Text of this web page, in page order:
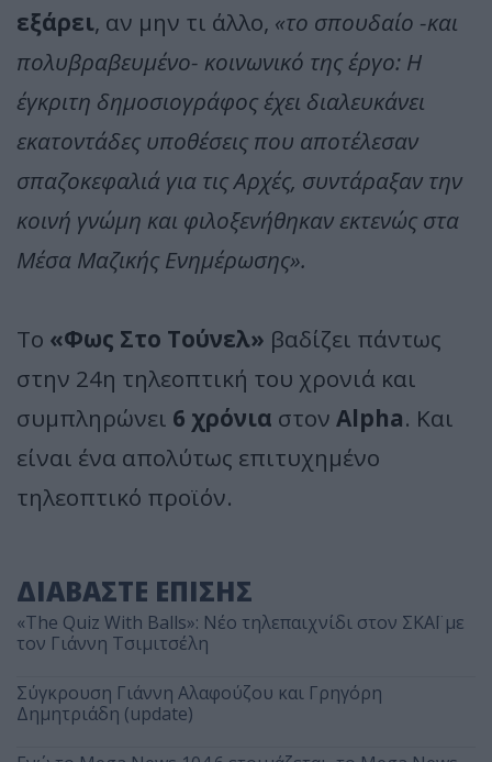
εξάρει, αν μην τι άλλο, «το σπουδαίο -και
πολυβραβευμένο- κοινωνικό της έργο: Η
έγκριτη δημοσιογράφος έχει διαλευκάνει
εκατοντάδες υποθέσεις που αποτέλεσαν
σπαζοκεφαλιά για τις Αρχές, συντάραξαν την
κοινή γνώμη και φιλοξενήθηκαν εκτενώς στα
Μέσα Μαζικής Ενημέρωσης».
Το «Φως Στο Τούνελ» βαδίζει πάντως
στην 24η τηλεοπτική του χρονιά και
συμπληρώνει 6 χρόνια στον Alpha. Και
είναι ένα απολύτως επιτυχημένο
τηλεοπτικό προϊόν.
ΔΙΑΒΑΣΤΕ ΕΠΙΣΗΣ
«The Quiz With Balls»: Νέο τηλεπαιχνίδι στον ΣΚΑΪ με
τον Γιάννη Τσιμιτσέλη
Σύγκρουση Γιάννη Αλαφούζου και Γρηγόρη
Δημητριάδη (update)